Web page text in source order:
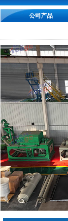
公司产品